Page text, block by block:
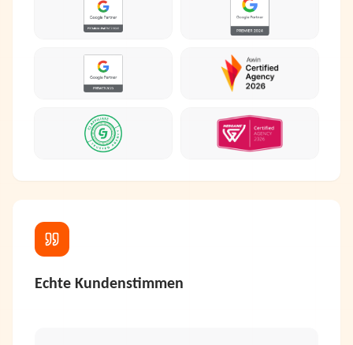
Echte Kundenstimmen